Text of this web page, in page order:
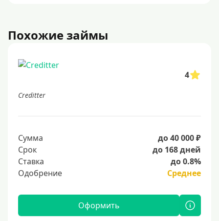
Похожие займы
4
Creditter
Сумма
до 40 000 ₽
Срок
до 168 дней
Ставка
до 0.8%
Одобрение
Среднее
Оформить